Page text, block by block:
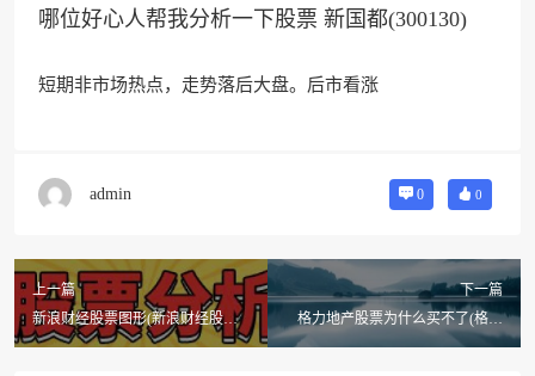
哪位好心人帮我分析一下股票 新国都(300130)
短期非市场热点，走势落后大盘。后市看涨
admin 0 0
上一篇
新浪财经股票图形(新浪财经股票
预测怎么样)
下一篇
格力地产股票为什么买不了(格力
地产股票代码多少?)